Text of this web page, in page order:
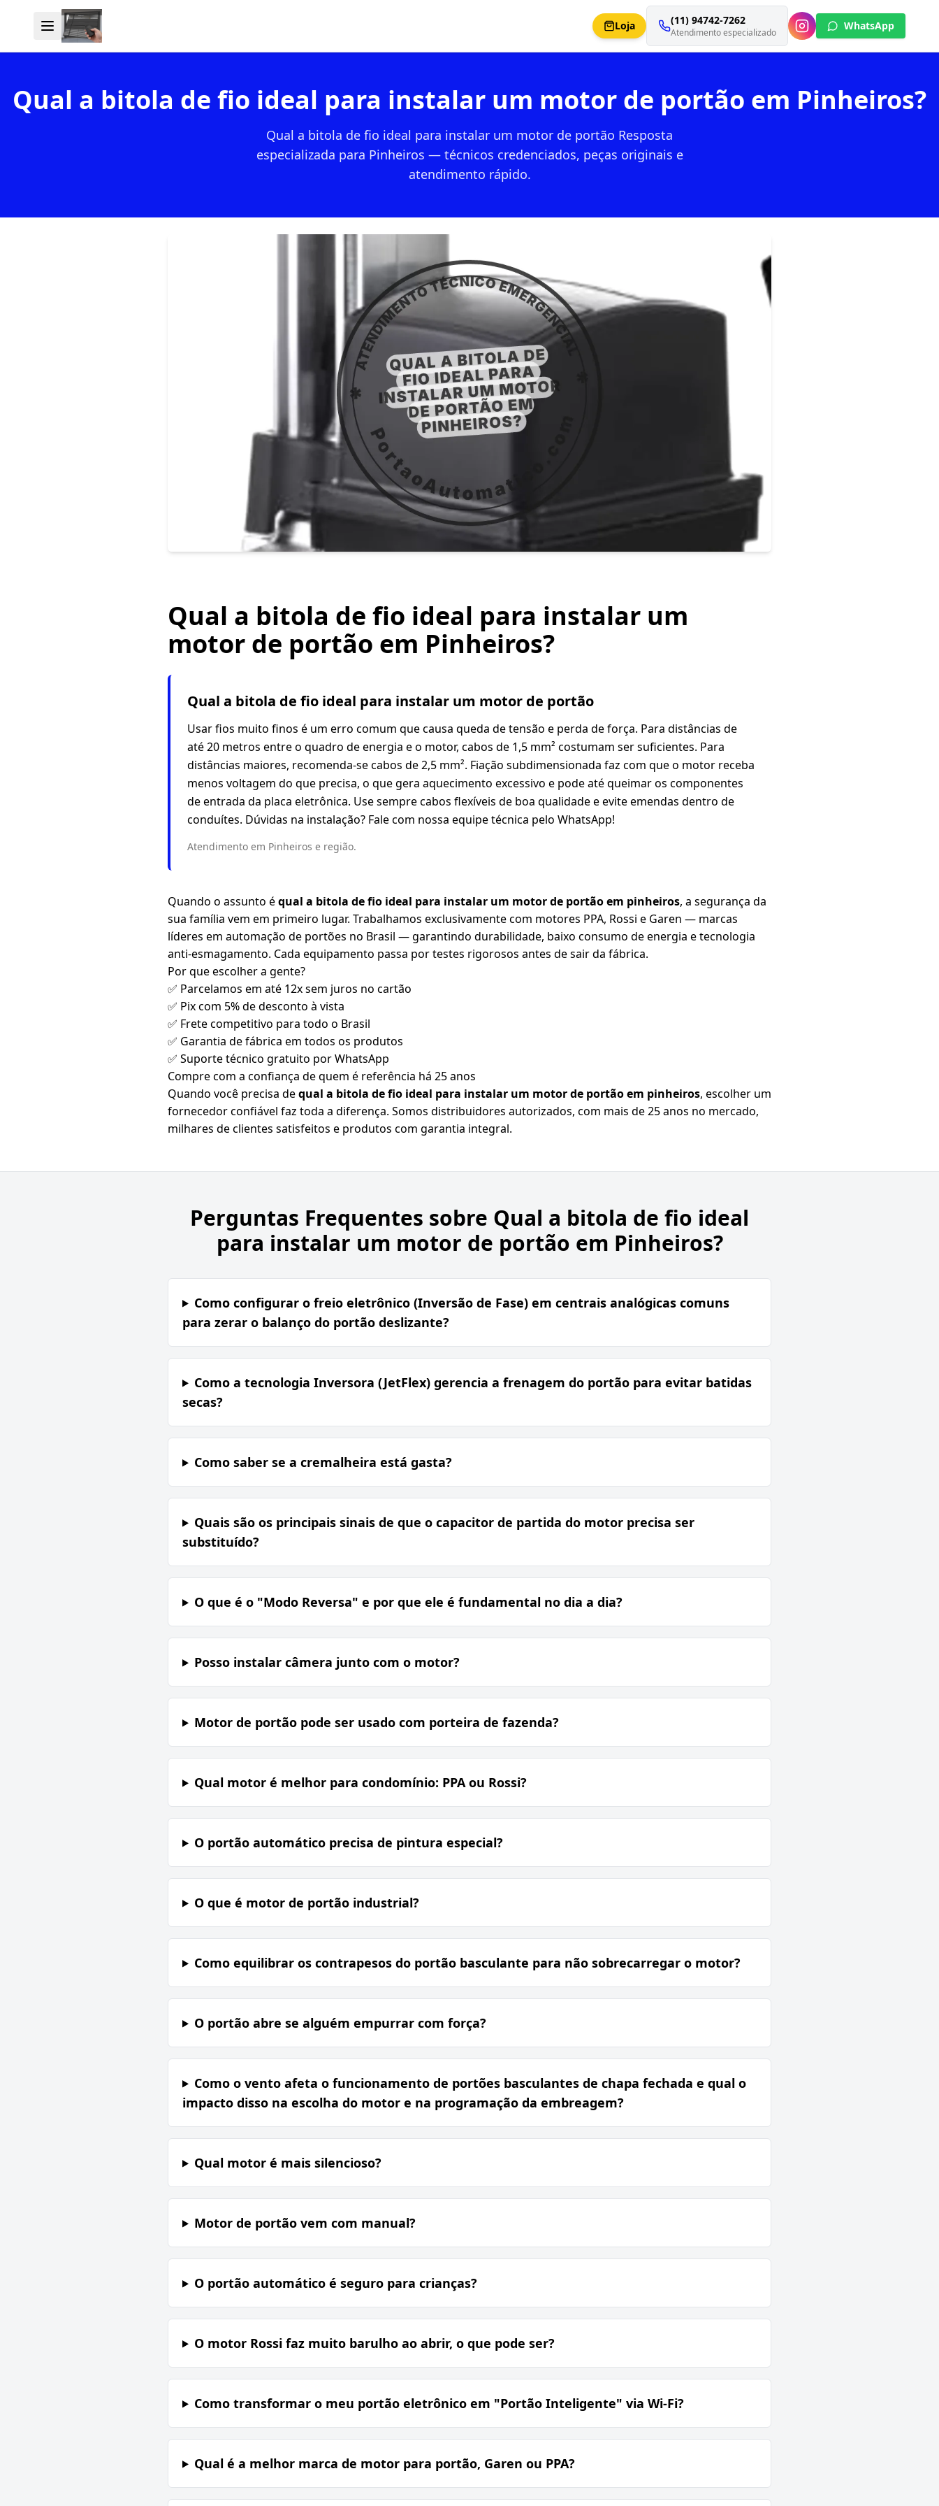
Loja (11) 94742-7262
Atendimento especializado
WhatsApp
Qual a bitola de fio ideal para instalar um motor de portão em Pinheiros?
Qual a bitola de fio ideal para instalar um motor de portão Resposta
especializada para Pinheiros — técnicos credenciados, peças originais e
atendimento rápido.
Qual a bitola de fio ideal para instalar um
motor de portão em Pinheiros?
Qual a bitola de fio ideal para instalar um motor de portão
Usar fios muito finos é um erro comum que causa queda de tensão e perda de força. Para distâncias de
até 20 metros entre o quadro de energia e o motor, cabos de 1,5 mm² costumam ser suficientes. Para
distâncias maiores, recomenda-se cabos de 2,5 mm². Fiação subdimensionada faz com que o motor receba
menos voltagem do que precisa, o que gera aquecimento excessivo e pode até queimar os componentes
de entrada da placa eletrônica. Use sempre cabos flexíveis de boa qualidade e evite emendas dentro de
conduítes. Dúvidas na instalação? Fale com nossa equipe técnica pelo WhatsApp!
Atendimento em Pinheiros e região.
Quando o assunto équal a bitola de fio ideal para instalar um motor de portão em pinheiros, a segurança da
sua família vem em primeiro lugar. Trabalhamos exclusivamente com motores PPA, Rossi e Garen — marcas
líderes em automação de portões no Brasil — garantindo durabilidade, baixo consumo de energia e tecnologia
anti-esmagamento. Cada equipamento passa por testes rigorosos antes de sair da fábrica.
Por que escolher a gente?
✅ Parcelamos em até 12x sem juros no cartão
✅ Pix com 5% de desconto à vista
✅ Frete competitivo para todo o Brasil
✅ Garantia de fábrica em todos os produtos
✅ Suporte técnico gratuito por WhatsApp
Compre com a confiança de quem é referência há 25 anos
Quando você precisa dequal a bitola de fio ideal para instalar um motor de portão em pinheiros, escolher um
fornecedor confiável faz toda a diferença. Somos distribuidores autorizados, com mais de 25 anos no mercado,
milhares de clientes satisfeitos e produtos com garantia integral.
Perguntas Frequentes sobre Qual a bitola de fio ideal
para instalar um motor de portão em Pinheiros?
Como configurar o freio eletrônico (Inversão de Fase) em centrais analógicas comuns
para zerar o balanço do portão deslizante?
Como a tecnologia Inversora (JetFlex) gerencia a frenagem do portão para evitar batidas
secas?
Como saber se a cremalheira está gasta?
Quais são os principais sinais de que o capacitor de partida do motor precisa ser
substituído?
O que é o "Modo Reversa" e por que ele é fundamental no dia a dia?
Posso instalar câmera junto com o motor?
Motor de portão pode ser usado com porteira de fazenda?
Qual motor é melhor para condomínio: PPA ou Rossi?
O portão automático precisa de pintura especial?
O que é motor de portão industrial?
Como equilibrar os contrapesos do portão basculante para não sobrecarregar o motor?
O portão abre se alguém empurrar com força?
Como o vento afeta o funcionamento de portões basculantes de chapa fechada e qual o
impacto disso na escolha do motor e na programação da embreagem?
Qual motor é mais silencioso?
Motor de portão vem com manual?
O portão automático é seguro para crianças?
O motor Rossi faz muito barulho ao abrir, o que pode ser?
Como transformar o meu portão eletrônico em "Portão Inteligente" via Wi-Fi?
Qual é a melhor marca de motor para portão, Garen ou PPA?